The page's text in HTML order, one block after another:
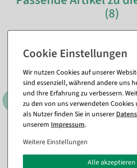
(8)
weiß-gelber Kakadu, 40 cm
Sofort versandfähig.
Wir nutzen Cookies auf unserer
sind essenziell, während andere uns
und Ihre Erfahrung zu verbessern.
zu den von uns verwendeten Cookies
als Nutzer finden Sie in unserer
unserem Impressum.
Weitere Einstellungen
Alle akzeptieren